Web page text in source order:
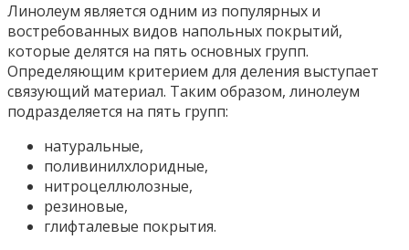
Линолеум является одним из популярных и
востребованных видов напольных покрытий,
которые делятся на пять основных групп.
Определяющим критерием для деления выступает
связующий материал. Таким образом, линолеум
подразделяется на пять групп:
натуральные,
поливинилхлоридные,
нитроцеллюлозные,
резиновые,
глифталевые покрытия.